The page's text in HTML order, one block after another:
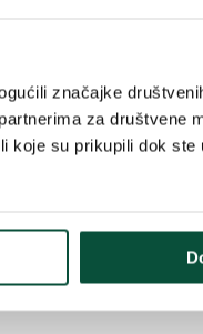
značajke
za društvene
koje su prikupili dok ste
oponaša živo,
u božićnoj kolekciji 3D